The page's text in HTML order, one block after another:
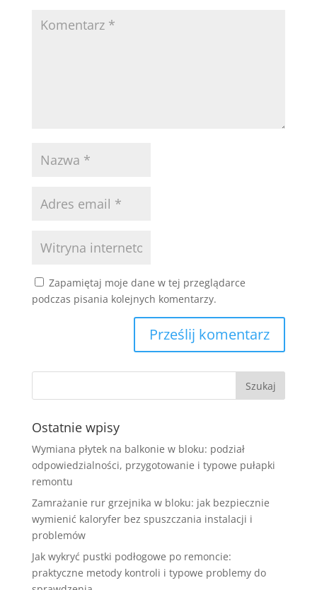
Zapamiętaj moje dane w tej przeglądarce
podczas pisania kolejnych komentarzy.
Ostatnie wpisy
Wymiana płytek na balkonie w bloku: podział
odpowiedzialności, przygotowanie i typowe pułapki
remontu
Zamrażanie rur grzejnika w bloku: jak bezpiecznie
wymienić kaloryfer bez spuszczania instalacji i
problemów
Jak wykryć pustki podłogowe po remoncie:
praktyczne metody kontroli i typowe problemy do